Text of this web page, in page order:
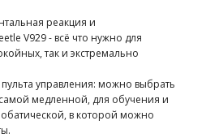
реакция и
V929 - всё что нужно для
так и экстремально
пульта управления: можно выбрать
медленной, для обучения и
в которой можно